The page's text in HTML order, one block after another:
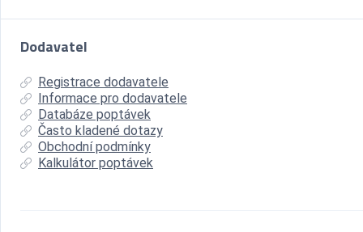
Dodavatel
Registrace dodavatele
Informace pro dodavatele
Databáze poptávek
Často kladené dotazy
Obchodní podmínky
Kalkulátor poptávek